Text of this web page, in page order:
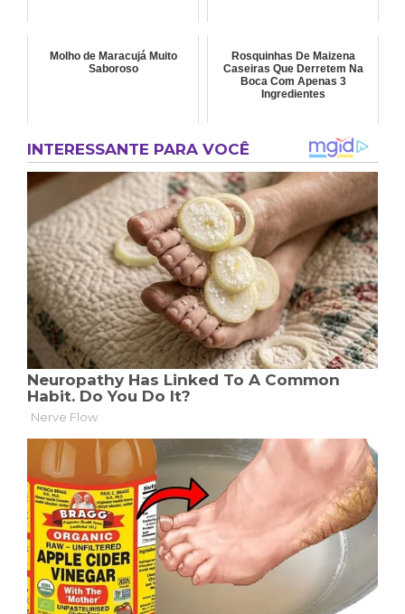
Molho de Maracujá Muito
Saboroso
Rosquinhas De Maizena
Caseiras Que Derretem Na
Boca Com Apenas 3
Ingredientes